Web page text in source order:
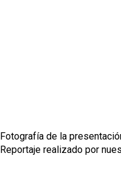
Fotografía de la
Reportaje realizado por